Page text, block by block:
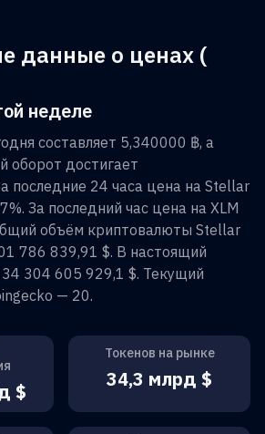
данные о ценах (
неделе
составляет 5,340000 ฿, а
оборот достигает
последние 24 часа цена на Stellar
. За последний час цена на XLM
объём криптовалюты Stellar
786 839,91 $. В настоящий
34 304 605 929,1 $. Текущий
— 20.
$
Токенов на рынке
34,3 млрд $